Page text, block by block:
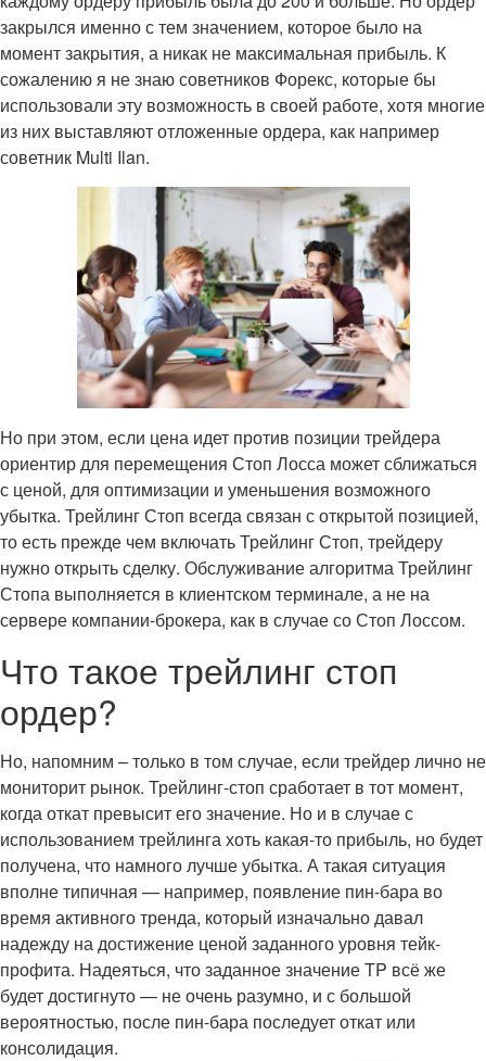
закрылся именно с тем значением, которое было на
момент закрытия, а никак не максимальная прибыль. К
сожалению я не знаю советников Форекс, которые бы
использовали эту возможность в своей работе, хотя многие
из них выставляют отложенные ордера, как например
советник Multi Ilan.
Но при этом, если цена идет против позиции трейдера
ориентир для перемещения Стоп Лосса может сближаться
с ценой, для оптимизации и уменьшения возможного
убытка. Трейлинг Стоп всегда связан с открытой позицией,
то есть прежде чем включать Трейлинг Стоп, трейдеру
нужно открыть сделку. Обслуживание алгоритма Трейлинг
Стопа выполняется в клиентском терминале, а не на
сервере компании-брокера, как в случае со Стоп Лоссом.
Что такое трейлинг стоп
ордер?
Но, напомним – только в том случае, если трейдер лично не
мониторит рынок. Трейлинг-стоп сработает в тот момент,
когда откат превысит его значение. Но и в случае с
использованием трейлинга хоть какая-то прибыль, но будет
получена, что намного лучше убытка. А такая ситуация
вполне типичная — например, появление пин-бара во
время активного тренда, который изначально давал
надежду на достижение ценой заданного уровня тейк-
профита. Надеяться, что заданное значение TP всё же
будет достигнуто — не очень разумно, и с большой
вероятностью, после пин-бара последует откат или
консолидация.